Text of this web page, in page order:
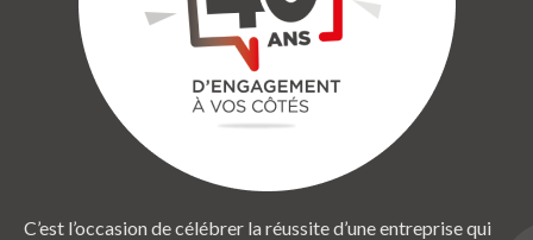
C’est l’occasion de célébrer la réussite d’une entreprise qui